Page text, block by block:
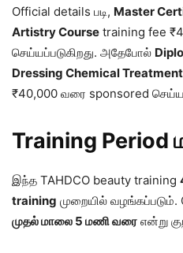
Official details படி, Master
Artistry Course training fee
செய்யப்படுகிறது. அதேபோல்
Dressing Chemical
₹40,000 வரை sponsored
Training Period
இந்த TAHDCO beauty training
training முறையில்
முதல் மாலை 5 மணி வரை என்று